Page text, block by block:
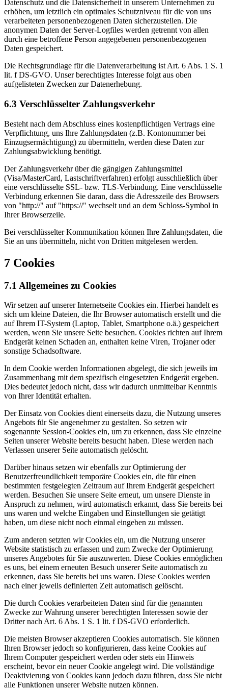
Datenschutz und die Datensicherheit in unserem Unternehmen zu
erhöhen, um letztlich ein optimales Schutzniveau für die von uns
verarbeiteten personenbezogenen Daten sicherzustellen. Die
anonymen Daten der Server-Logfiles werden getrennt von allen
durch eine betroffene Person angegebenen personenbezogenen
Daten gespeichert.
Die Rechtsgrundlage für die Datenverarbeitung ist Art. 6 Abs. 1 S. 1
lit. f DS-GVO. Unser berechtigtes Interesse folgt aus oben
aufgelisteten Zwecken zur Datenerhebung.
6.3 Verschlüsselter Zahlungsverkehr
Besteht nach dem Abschluss eines kostenpflichtigen Vertrags eine
Verpflichtung, uns Ihre Zahlungsdaten (z.B. Kontonummer bei
Einzugsermächtigung) zu übermitteln, werden diese Daten zur
Zahlungsabwicklung benötigt.
Der Zahlungsverkehr über die gängigen Zahlungsmittel
(Visa/MasterCard, Lastschriftverfahren) erfolgt ausschließlich über
eine verschlüsselte SSL- bzw. TLS-Verbindung. Eine verschlüsselte
Verbindung erkennen Sie daran, dass die Adresszeile des Browsers
von "http://" auf "https://" wechselt und an dem Schloss-Symbol in
Ihrer Browserzeile.
Bei verschlüsselter Kommunikation können Ihre Zahlungsdaten, die
Sie an uns übermitteln, nicht von Dritten mitgelesen werden.
7 Cookies
7.1 Allgemeines zu Cookies
Wir setzen auf unserer Internetseite Cookies ein. Hierbei handelt es
sich um kleine Dateien, die Ihr Browser automatisch erstellt und die
auf Ihrem IT-System (Laptop, Tablet, Smartphone o.ä.) gespeichert
werden, wenn Sie unsere Seite besuchen. Cookies richten auf Ihrem
Endgerät keinen Schaden an, enthalten keine Viren, Trojaner oder
sonstige Schadsoftware.
In dem Cookie werden Informationen abgelegt, die sich jeweils im
Zusammenhang mit dem spezifisch eingesetzten Endgerät ergeben.
Dies bedeutet jedoch nicht, dass wir dadurch unmittelbar Kenntnis
von Ihrer Identität erhalten.
Der Einsatz von Cookies dient einerseits dazu, die Nutzung unseres
Angebots für Sie angenehmer zu gestalten. So setzen wir
sogenannte Session-Cookies ein, um zu erkennen, dass Sie einzelne
Seiten unserer Website bereits besucht haben. Diese werden nach
Verlassen unserer Seite automatisch gelöscht.
Darüber hinaus setzen wir ebenfalls zur Optimierung der
Benutzerfreundlichkeit temporäre Cookies ein, die für einen
bestimmten festgelegten Zeitraum auf Ihrem Endgerät gespeichert
werden. Besuchen Sie unsere Seite erneut, um unsere Dienste in
Anspruch zu nehmen, wird automatisch erkannt, dass Sie bereits bei
uns waren und welche Eingaben und Einstellungen sie getätigt
haben, um diese nicht noch einmal eingeben zu müssen.
Zum anderen setzten wir Cookies ein, um die Nutzung unserer
Website statistisch zu erfassen und zum Zwecke der Optimierung
unseres Angebotes für Sie auszuwerten. Diese Cookies ermöglichen
es uns, bei einem erneuten Besuch unserer Seite automatisch zu
erkennen, dass Sie bereits bei uns waren. Diese Cookies werden
nach einer jeweils definierten Zeit automatisch gelöscht.
Die durch Cookies verarbeiteten Daten sind für die genannten
Zwecke zur Wahrung unserer berechtigten Interessen sowie der
Dritter nach Art. 6 Abs. 1 S. 1 lit. f DS-GVO erforderlich.
Die meisten Browser akzeptieren Cookies automatisch. Sie können
Ihren Browser jedoch so konfigurieren, dass keine Cookies auf
Ihrem Computer gespeichert werden oder stets ein Hinweis
erscheint, bevor ein neuer Cookie angelegt wird. Die vollständige
Deaktivierung von Cookies kann jedoch dazu führen, dass Sie nicht
alle Funktionen unserer Website nutzen können.